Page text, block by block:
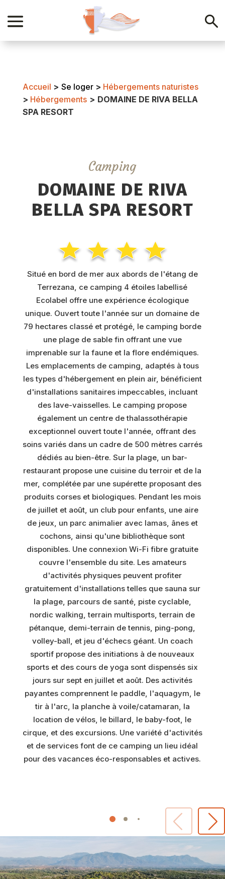
Accueil > Se loger> Hébergements naturistes
> Hébergements > DOMAINE DE RIVA BELLA
SPA RESORT
Camping
DOMAINE DE RIVA
BELLA SPA RESORT
Situé en bord de mer aux abords de l'étang de
Terrezana, ce camping 4 étoiles labellisé
Ecolabel offre une expérience écologique
unique. Ouvert toute l'année sur un domaine de
79 hectares classé et protégé, le camping borde
une plage de sable fin offrant une vue
imprenable sur la faune et la flore endémiques.
Les emplacements de camping, adaptés à tous
les types d'hébergement en plein air, bénéficient
d'installations sanitaires impeccables, incluant
des lave-vaisselles. Le camping propose
également un centre de thalassothérapie
exceptionnel ouvert toute l'année, offrant des
soins variés dans un cadre de 500 mètres carrés
dédiés au bien-être. Sur la plage, un bar-
restaurant propose une cuisine du terroir et de la
mer, complétée par une supérette proposant des
produits corses et biologiques. Pendant les mois
de juillet et août, un club pour enfants, une aire
de jeux, un parc animalier avec lamas, ânes et
cochons, ainsi qu'une bibliothèque sont
disponibles. Une connexion Wi-Fi fibre gratuite
couvre l'ensemble du site. Les amateurs
d'activités physiques peuvent profiter
gratuitement d'installations telles que sauna sur
la plage, parcours de santé, piste cyclable,
nordic walking, terrain multisports, terrain de
pétanque, demi-terrain de tennis, ping-pong,
volley-ball, et jeu d'échecs géant. Un coach
sportif propose des initiations à de nouveaux
sports et des cours de yoga sont dispensés six
jours sur sept en juillet et août. Des activités
payantes comprennent le paddle, l'aquagym, le
tir à l'arc, la planche à voile/catamaran, la
location de vélos, le billard, le baby-foot, le
cirque, et des excursions. Une variété d'activités
et de services font de ce camping un lieu idéal
pour des vacances éco-responsables et actives.